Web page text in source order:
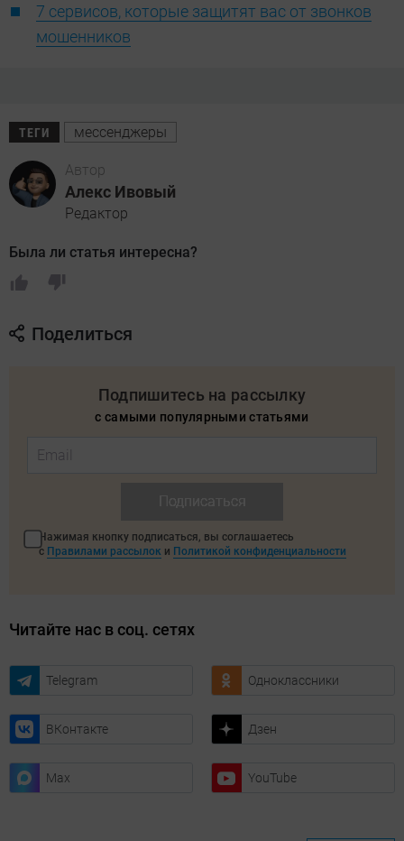
7 сервисов, которые защитят вас от звонков
мошенников
ТЕГИ мессенджеры
Автор
Алекс Ивовый
Редактор
Была ли статья интересна?
Поделиться
Подпишитесь на рассылку
с самыми популярными статьями
Нажимая кнопку подписаться, вы соглашаетесь
с Правилами рассылок и Политикой конфиденциальности
Читайте нас в соц. сетях
Telegram Одноклассники
ВКонтакте Дзен
Max YouTube